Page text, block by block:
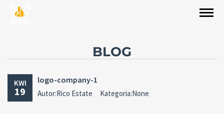
BLOG
KWI
19
logo-company-1
Autor:Rico Estate Kategoria:None